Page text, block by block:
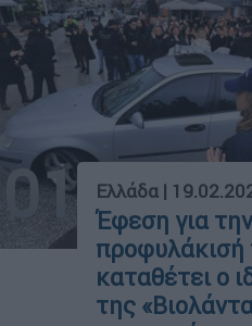
01 Ελλάδα |
Έφεση για
προφυλάκισή
καταθέτει ο
της